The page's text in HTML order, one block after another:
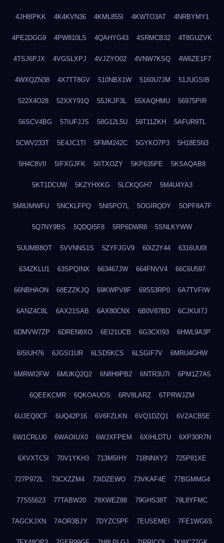
4JH8IPKK 4K4KVN36 4KML855I 4KWTO3AT 4NRBYMY1
4PE2DGG9 4PW810LS 4QAHYG43 4SRMCB32 4T8GUZVK
4TSJ6PJX 4VGSLXPJ 4VJZYO02 4VNW7KSQ 4W6ZE1F7
4WXQZN38 4X7TT8GV 510NBX1W 5160U7JM 51JUGSIB
522X4O28 52XXY91Q 55JKJF3L 55XAQHMU 56975PIR
56SCV4BG 57IUFJJS 58G12L5U 59T11ZKH 5AFUR9TL
5CWV233T 5E4JC1TI 5FMM242C 5GYKO7P3 5H18E5N3
5H4C8VII 5IFXGJFK 5IITXOZY 5KP635PE 5KSAQAB8
5KT1DCUW 5KZYHXKG 5LCKQGH7 5M4U4YA3
5M8JMWFU 5NCKLFPQ 5NI5PO7L 5OGIRQDY 5OPF8A7F
5Q7NY9BS 5QDQI5F8 5RP6DWR8 5SNLKYWW
5UUMB8OT 5VVNNS1S 5ZYFJGV9 60IZ2Y44 6316UU0I
634ZKLU1 63SPQINX 663467JW 664FNVV4 66C6U597
66NBHAON 68EZZKJQ 69KWPV8F 69S53RP0 6A7TVFIW
6ANZ4C8L 6AX21SAB 6AX80CNX 6B0V87BD 6CJKUI7J
6DMVW7ZP 6DREN8XO 6EI21UCB 6G3CXI93 6HWL9A3P
6I5IUH76 6JGSI1UR 6LSD5KCS 6LSGIF7V 6MRU4GHW
6MRWI2FW 6MUKQ2Q2 6N8H9PB2 6NTR3U7I 6PM1Z7A5
6QEEKCMR 6QKOAUOS 6RV8LARZ 6TPRWJZM
6UJEQ0CF 6UQ42P16 6V6FZLKN 6VQ1DZQ1 6VZACB5E
6W1CRLU0 6WAOIUX0 6WJXFPEM 6XIHLDTU 6XP30R7N
6XVXTC5I 70V1YKH3 713M5IHY 718NNXY2 725P81XE
727P972L 73CXZZM4 73IDZEWO 73VKAF4E 77BGMMG4
77S55623 77TABW20 78XWEZ88 79GHS38T 79L8YFMC
7AGCKJXN 7AOR3BJY 7DYZC5PF 7EUSEMEI 7FE1WG6S